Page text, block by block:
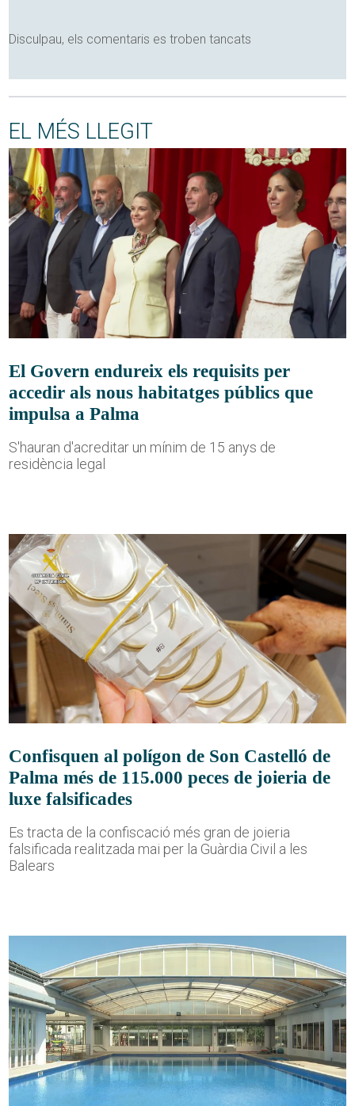
Disculpau, els comentaris es troben tancats
EL MÉS LLEGIT
El Govern endureix els requisits per
accedir als nous habitatges públics que
impulsa a Palma
S'hauran d'acreditar un mínim de 15 anys de
residència legal
Confisquen al polígon de Son Castelló de
Palma més de 115.000 peces de joieria de
luxe falsificades
Es tracta de la confiscació més gran de joieria
falsificada realitzada mai per la Guàrdia Civil a les
Balears